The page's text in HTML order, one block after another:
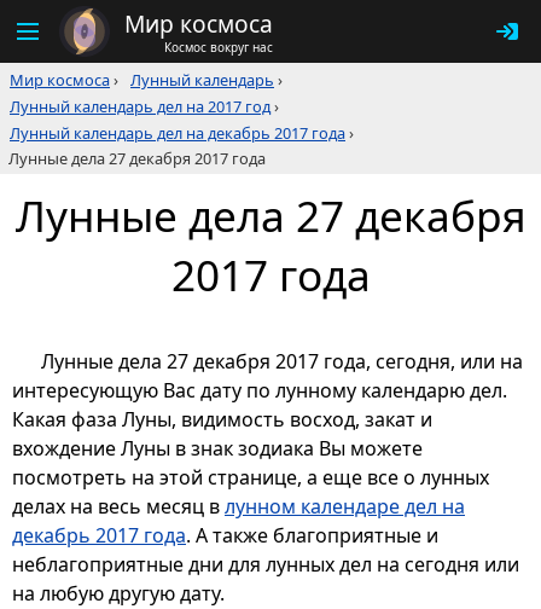
Мир космоса
Космос вокруг нас
Мир космоса› Лунный календарь ›
Лунный календарь дел на 2017 год›
Лунный календарь дел на декабрь 2017 года›
Лунные дела 27 декабря 2017 года
Лунные дела 27 декабря
2017 года
Лунные дела 27 декабря 2017 года, сегодня, или на
интересующую Вас дату по лунному календарю дел.
Какая фаза Луны, видимость восход, закат и
вхождение Луны в знак зодиака Вы можете
посмотреть на этой странице, а еще все о лунных
делах на весь месяц влунном календаре дел на
декабрь 2017 года. А также благоприятные и
неблагоприятные дни для лунных дел на сегодня или
на любую другую дату.